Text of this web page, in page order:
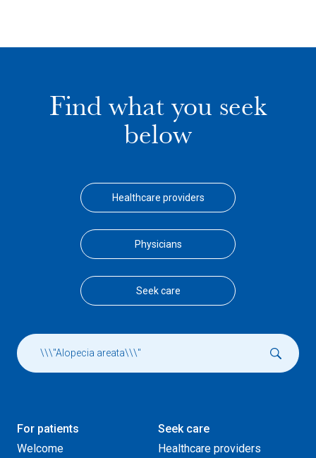
Find what you seek
below
Healthcare providers
Physicians
Seek care
For patients
Welcome
Seek care
Healthcare providers